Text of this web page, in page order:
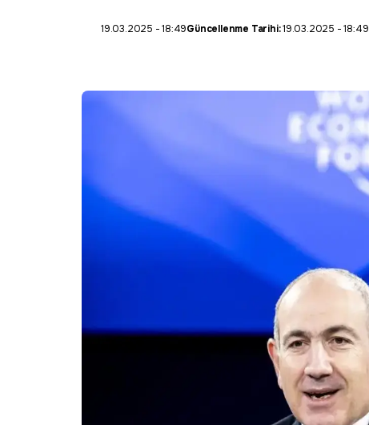
19.03.2025 - 18:49Güncellenme Tarihi:19.03.2025 - 18:49